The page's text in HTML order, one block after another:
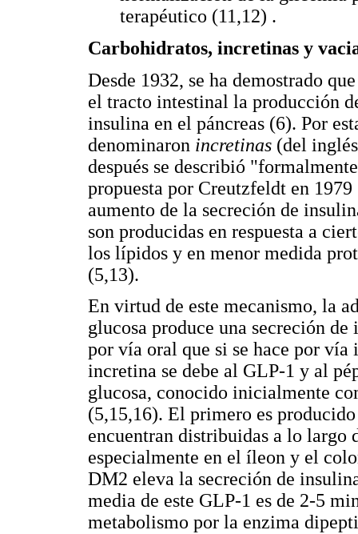
terapéutico (11,12) .
Carbohidratos, incretinas y
Desde 1932, se ha demostrado
el tracto intestinal la producción
insulina en el páncreas (6). Por
denominaron incretinas (del
después se describió
propuesta por Creutzfeldt en
aumento de la secreción de
son producidas en respuesta a
los lípidos y en menor medida
(5,13).
En virtud de este mecanismo, la
glucosa produce una secreción
por vía oral que si se hace por vía
incretina se debe al GLP-1 y al
glucosa, conocido inicialmente
(5,15,16). El primero es
encuentran distribuidas a lo largo
especialmente en el íleon y el
DM2 eleva la secreción de
media de este GLP-1 es de 2-5
metabolismo por la enzima